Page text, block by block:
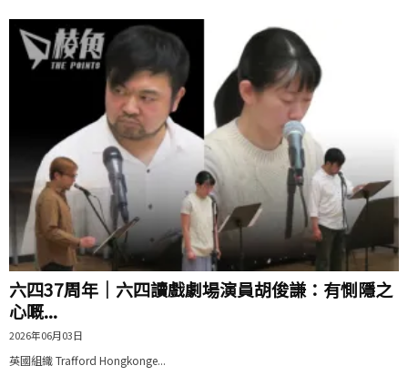
六四37周年｜六四讀戲劇場演員胡俊謙：有惻隱之
心嘅...
2026年06月03日
英國組織 Trafford Hongkonge...